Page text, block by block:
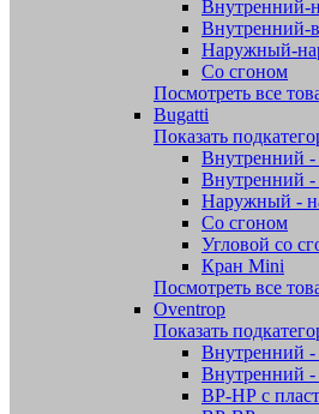
Внутренний-
Внутренний-
Наружный-
Со сгоном
Посмотреть все
Bugatti
Показать
Внутренний
Внутренний -
Наружный -
Со сгоном
Угловой со
Кран Mini
Посмотреть все
Oventrop
Показать
Внутренний
Внутренний -
ВР-НР с